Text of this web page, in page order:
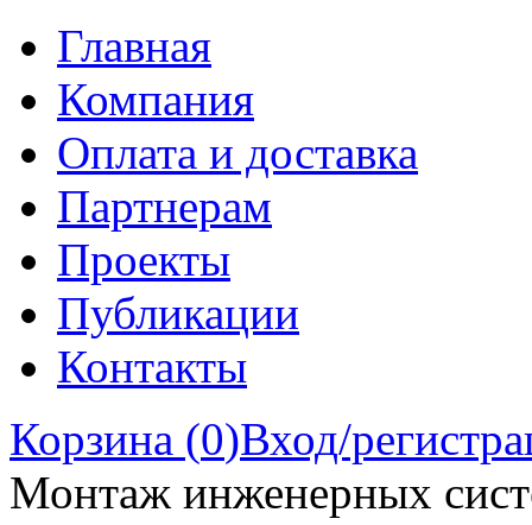
Главная
Компания
Оплата и доставка
Партнерам
Проекты
Публикации
Контакты
Корзина (0)Вход/
Монтаж инженерных